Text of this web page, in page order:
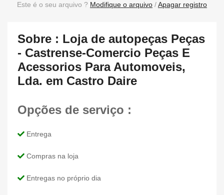
Este é o seu arquivo ? Modifique o arquivo /Apagar registro
Sobre : Loja de autopeças Peças
- Castrense-Comercio Peças E
Acessorios Para Automoveis,
Lda. em Castro Daire
Opções de serviço :
Entrega
Compras na loja
Entregas no próprio dia